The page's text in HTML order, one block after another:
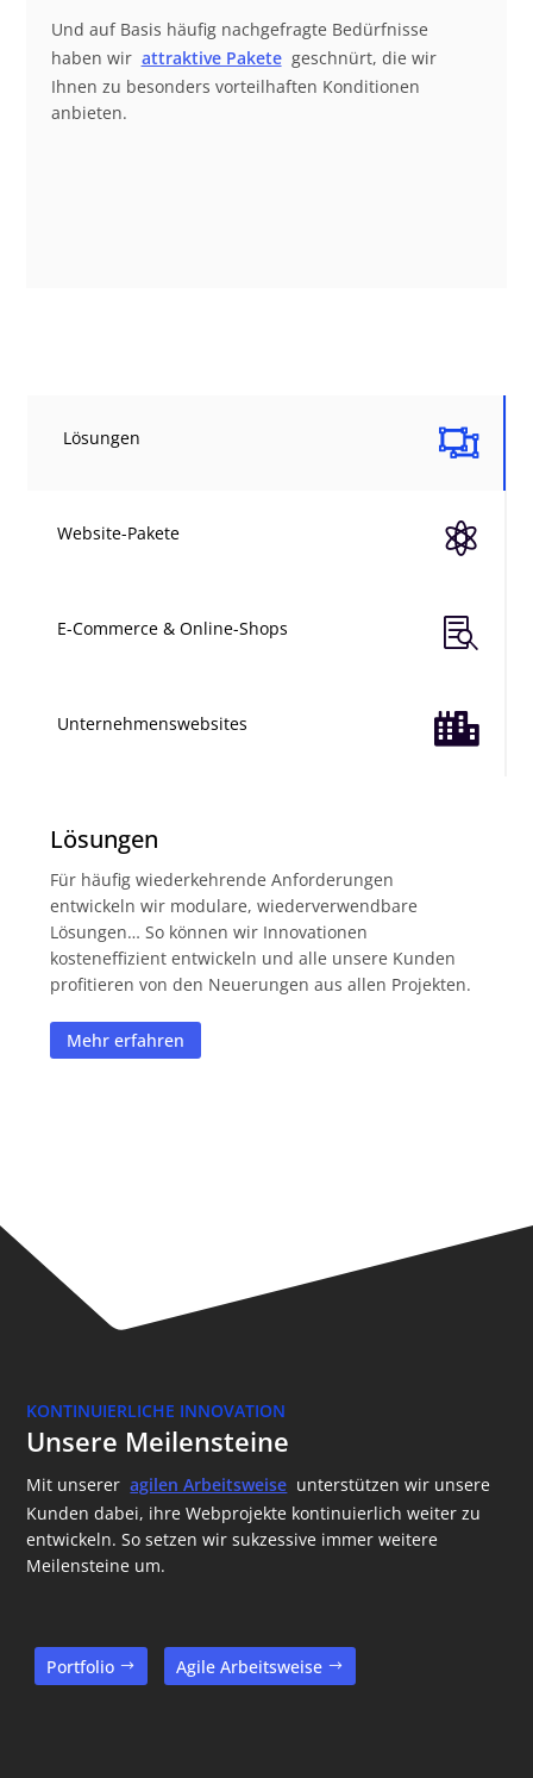
Und auf Basis häufig nachgefragte Bedürfnisse
haben wir attraktive Pakete geschnürt, die wir
Ihnen zu besonders vorteilhaften Konditionen
anbieten.

Lösungen

Website-Pakete

E-Commerce & Online-Shops

Unternehmenswebsites
Lösungen
Für häufig wiederkehrende Anforderungen
entwickeln wir modulare, wiederverwendbare
Lösungen… So können wir Innovationen
kosteneffizient entwickeln und alle unsere Kunden
profitieren von den Neuerungen aus allen Projekten.
Mehr erfahren
KONTINUIERLICHE INNOVATION
Unsere Meilensteine
Mit unserer agilen Arbeitsweise unterstützen wir unsere
Kunden dabei, ihre Webprojekte kontinuierlich weiter zu
entwickeln. So setzen wir sukzessive immer weitere
Meilensteine um.
Portfolio Agile Arbeitsweise